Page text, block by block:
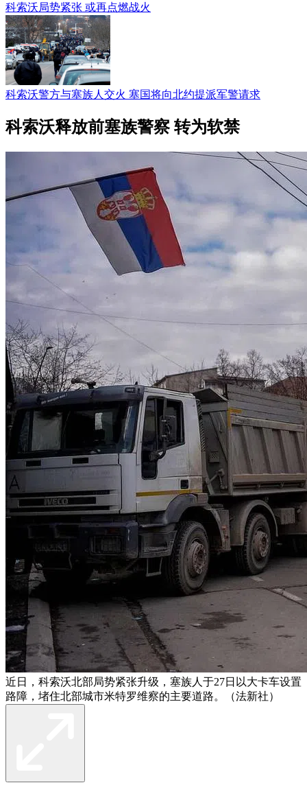
科索沃局势紧张 或再点燃战火
科索沃警方与塞族人交火 塞国将向北约提派军警请求
科索沃释放前塞族警察 转为软禁
近日，科索沃北部局势紧张升级，塞族人于27日以大卡车设置
路障，堵住北部城市米特罗维察的主要道路。（法新社）